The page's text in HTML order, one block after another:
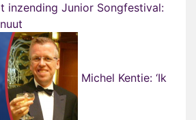
inzending Junior Songfestival:
Michel Kentie: ‘Ik